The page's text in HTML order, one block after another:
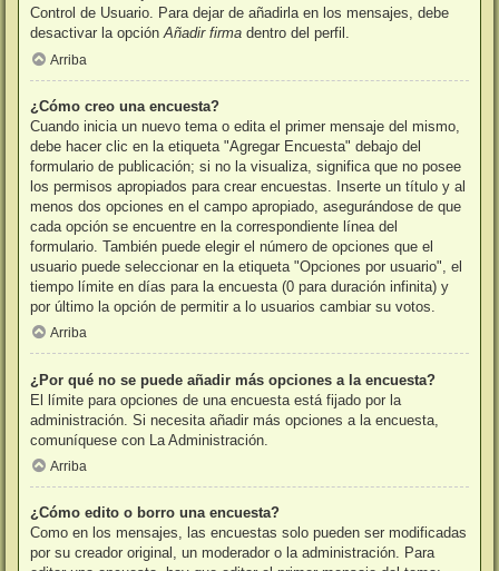
Control de Usuario. Para dejar de añadirla en los mensajes, debe
desactivar la opción Añadir firma dentro del perfil.
Arriba
¿Cómo creo una encuesta?
Cuando inicia un nuevo tema o edita el primer mensaje del mismo,
debe hacer clic en la etiqueta "Agregar Encuesta" debajo del
formulario de publicación; si no la visualiza, significa que no posee
los permisos apropiados para crear encuestas. Inserte un título y al
menos dos opciones en el campo apropiado, asegurándose de que
cada opción se encuentre en la correspondiente línea del
formulario. También puede elegir el número de opciones que el
usuario puede seleccionar en la etiqueta "Opciones por usuario", el
tiempo límite en días para la encuesta (0 para duración infinita) y
por último la opción de permitir a lo usuarios cambiar su votos.
Arriba
¿Por qué no se puede añadir más opciones a la encuesta?
El límite para opciones de una encuesta está fijado por la
administración. Si necesita añadir más opciones a la encuesta,
comuníquese con La Administración.
Arriba
¿Cómo edito o borro una encuesta?
Como en los mensajes, las encuestas solo pueden ser modificadas
por su creador original, un moderador o la administración. Para